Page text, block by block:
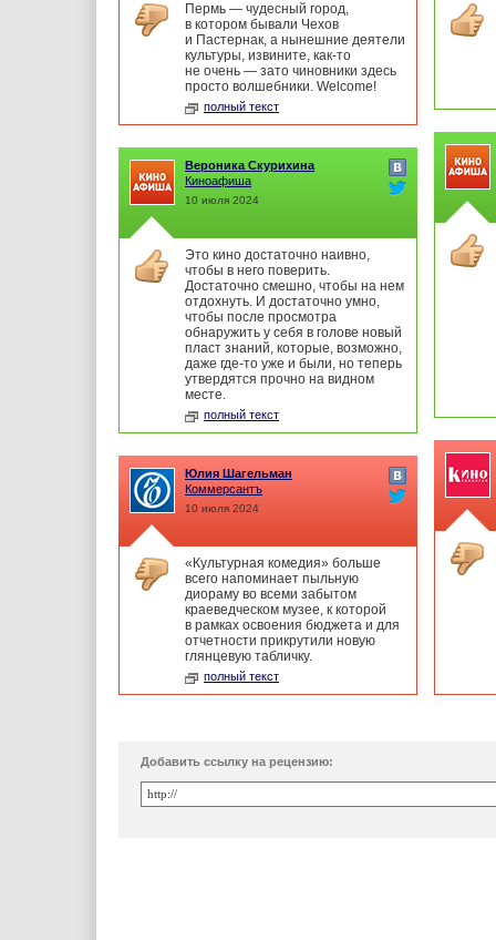
Пермь — чудесный город,
в котором бывали Чехов
и Пастернак, а нынешние деятели
культуры, извините, как-то
не очень — зато чиновники здесь
просто волшебники. Welcome!
полный текст
Вероника Скурихина
Киноафиша
10 июля 2024
Это кино достаточно наивно,
чтобы в него поверить.
Достаточно смешно, чтобы на нем
отдохнуть. И достаточно умно,
чтобы после просмотра
обнаружить у себя в голове новый
пласт знаний, которые, возможно,
даже где-то уже и были, но теперь
утвердятся прочно на видном
месте.
полный текст
Юлия Шагельман
Коммерсантъ
10 июля 2024
«Культурная комедия» больше
всего напоминает пыльную
диораму во всеми забытом
краеведческом музее, к которой
в рамках освоения бюджета и для
отчетности прикрутили новую
глянцевую табличку.
полный текст
Добавить ссылку на рецензию: